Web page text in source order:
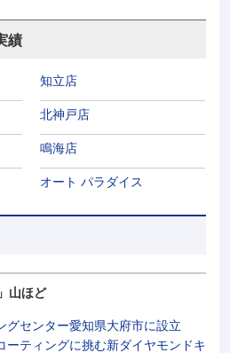
績
知立店
北神戸店
鳴海店
オート パラダイス
山ほど
グセンター愛知県大府市に設立
ーティングに挑む新ダイヤモンドキ